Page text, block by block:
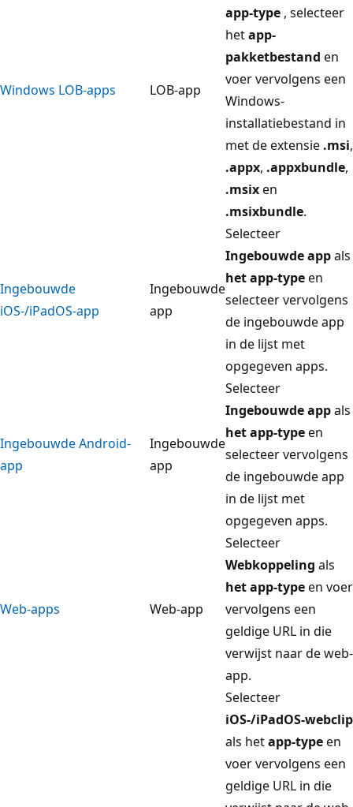
Windows LOB-apps LOB-app
app-type , selecteer
hetapp-
pakketbestand en
voer vervolgens een
Windows-
installatiebestand in
met de extensie .msi,
.appx, .appxbundle,
.msixen
.msixbundle.
Ingebouwde
iOS-/iPadOS-app
Ingebouwde
app
Selecteer
Ingebouwde appals
het app-typeen
selecteer vervolgens
de ingebouwde app
in de lijst met
opgegeven apps.
Ingebouwde Android-
app
Ingebouwde
app
Selecteer
Ingebouwde appals
het app-typeen
selecteer vervolgens
de ingebouwde app
in de lijst met
opgegeven apps.
Web-apps Web-app
Selecteer
Webkoppeling als
het app-typeen voer
vervolgens een
geldige URL in die
verwijst naar de web-
app.
Selecteer
iOS-/iPadOS-webclip
als hetapp-typeen
voer vervolgens een
geldige URL in die